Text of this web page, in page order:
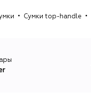
Сумки top-handle